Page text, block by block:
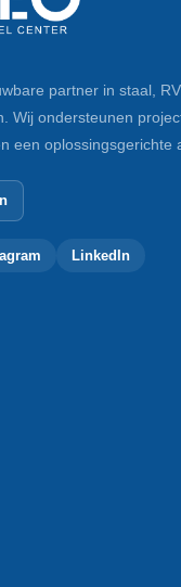
partner in staal,
Wij ondersteunen
een oplossingsgerichte
LinkedIn